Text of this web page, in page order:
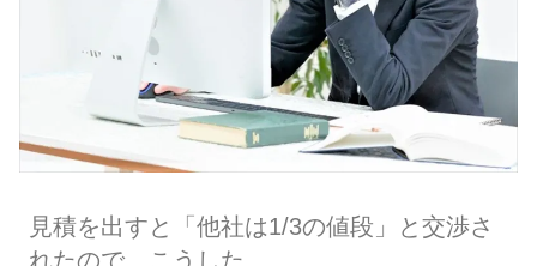
見積を出すと「他社は1/3の値段」と交渉さ
れたので…こうした